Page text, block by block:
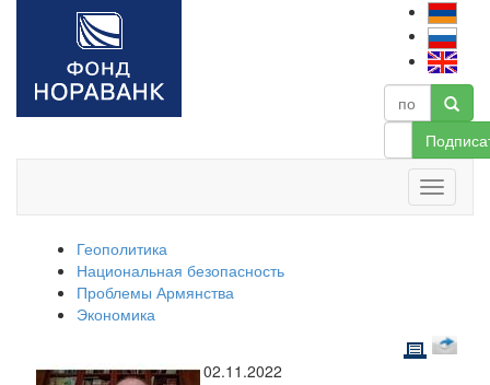
Геополитика
Национальная безопасность
Проблемы Армянства
Экономика
02.11.2022